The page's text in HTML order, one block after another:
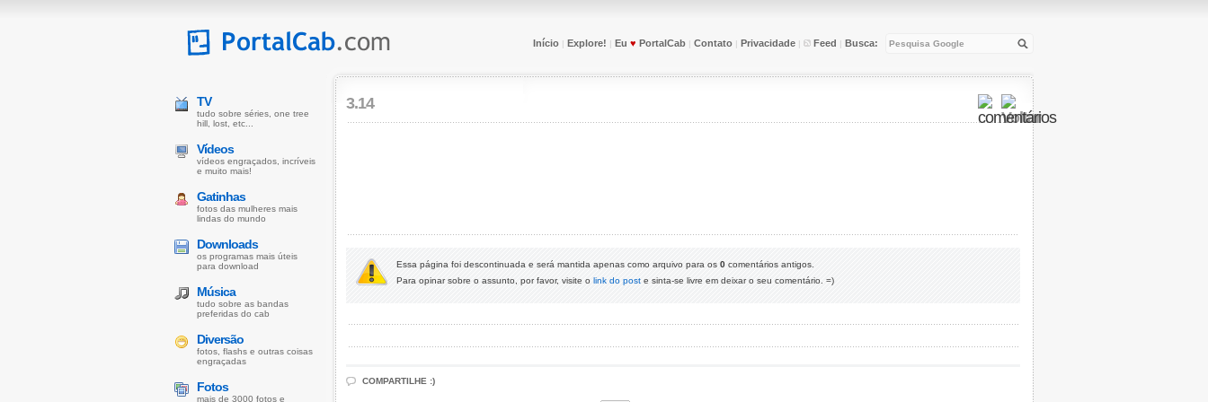
Início | Explore! | Eu ♥ PortalCab | Contato | Privacidade | Feed | Busca:
3.14
Essa página foi descontinuada e será mantida apenas como arquivo para os 0 comentários antigos.
Para opinar sobre o assunto, por favor, visite o link do post e sinta-se livre em deixar o seu comentário. =)
COMPARTILHE :)
TV
tudo sobre séries, one tree
hill, lost, etc...
Vídeos
vídeos engraçados, incríveis
e muito mais!
Gatinhas
fotos das mulheres mais
lindas do mundo
Downloads
os programas mais úteis
para download
Música
tudo sobre as bandas
preferidas do cab
Diversão
fotos, flashs e outras coisas
engraçadas
Fotos
mais de 3000 fotos e